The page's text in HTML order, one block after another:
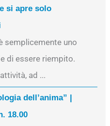
si apre solo
semplicemente uno
di essere riempito.
ad ...
dell’anima” |
18.00